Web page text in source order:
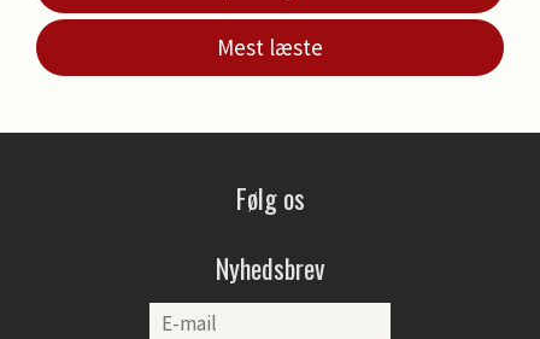
Mest læste
Følg os
Nyhedsbrev